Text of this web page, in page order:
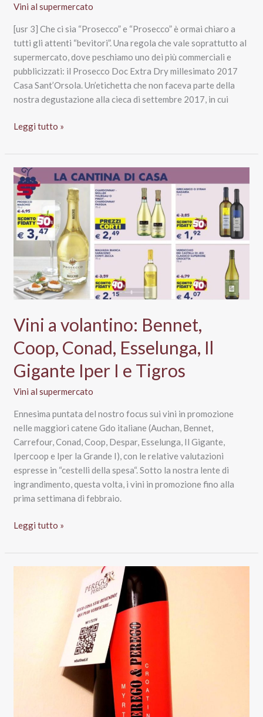
Vini al supermercato
[usr 3] Che ci sia “Prosecco” e “Prosecco” è ormai chiaro a
tutti gli attenti “bevitori”. Una regola che vale soprattutto al
supermercato, dove peschiamo uno dei più commerciali e
pubblicizzati: il Prosecco Doc Extra Dry millesimato 2017
Casa Sant’Orsola. Un’etichetta che non faceva parte della
nostra degustazione alla cieca di settembre 2017, in cui
Prosecco
Millesimato
Extra
Dry
“Luxury”,
Casa
Sant’Orsola
Leggi tutto »
Vini a volantino: Bennet,
Coop, Conad, Esselunga, Il
Gigante Iper I e Tigros
Vini al supermercato
Ennesima puntata del nostro focus sui vini in promozione
nelle maggiori catene Gdo italiane (Auchan, Bennet,
Carrefour, Conad, Coop, Despar, Esselunga, Il Gigante,
Ipercoop e Iper la Grande I), con le relative valutazioni
espresse in “cestelli della spesa“. Sotto la nostra lente di
ingrandimento, questa volta, i vini in promozione fino alla
prima settimana di febbraio.
Vini
volantino:
Bennet,
Leggi tutto »